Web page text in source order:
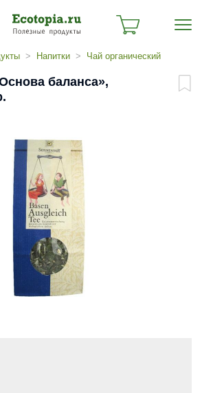
Напитки Чай органический
баланса»,